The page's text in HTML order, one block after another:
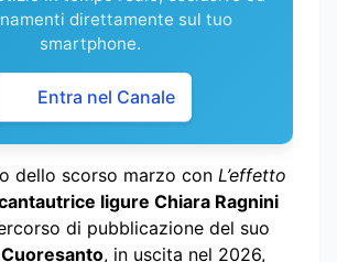
direttamente sul tuo
smartphone.
Entra nel Canale
dello scorso marzo con L’effetto
ligure Chiara Ragnini
di pubblicazione del suo
Cuoresanto, in uscita nel 2026,